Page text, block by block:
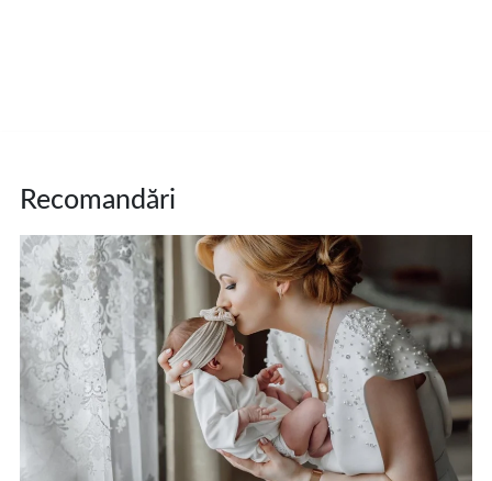
Recomandări